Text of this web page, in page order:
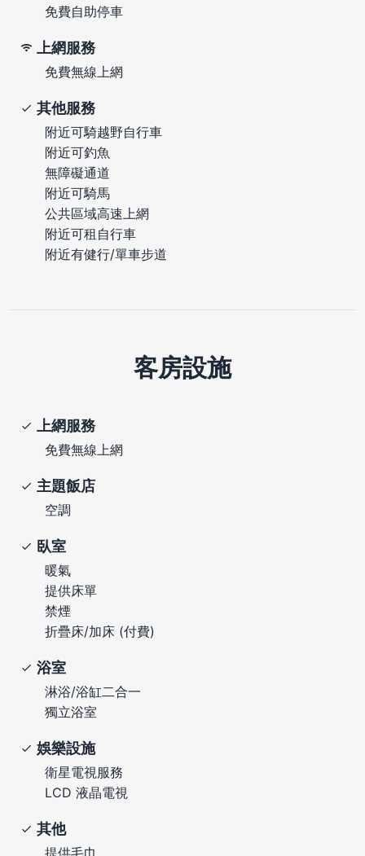
免費自助停車
上網服務
免費無線上網
其他服務
附近可騎越野自行車
附近可釣魚
無障礙通道
附近可騎馬
公共區域高速上網
附近可租自行車
附近有健行/單車步道
客房設施
上網服務
免費無線上網
主題飯店
空調
臥室
暖氣
提供床單
禁煙
折疊床/加床 (付費)
浴室
淋浴/浴缸二合一
獨立浴室
娛樂設施
衛星電視服務
LCD 液晶電視
其他
提供毛巾